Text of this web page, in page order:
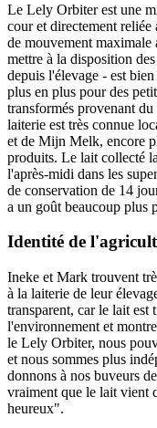
Le Lely Orbiter est une
cour et directement
de mouvement
mettre à la disposition
depuis l'élevage - est
plus en plus pour des
transformés provenant
laiterie est très connue
et de Mijn Melk, encore
produits. Le lait collecté
l'après-midi dans les
de conservation de 14
a un goût beaucoup plus
Identité de
Ineke et Mark trouvent
à la laiterie de leur
transparent, car le lait
l'environnement et
le Lely Orbiter, nous
et nous sommes plus
donnons à nos buveurs
vraiment que le lait vient
heureux".